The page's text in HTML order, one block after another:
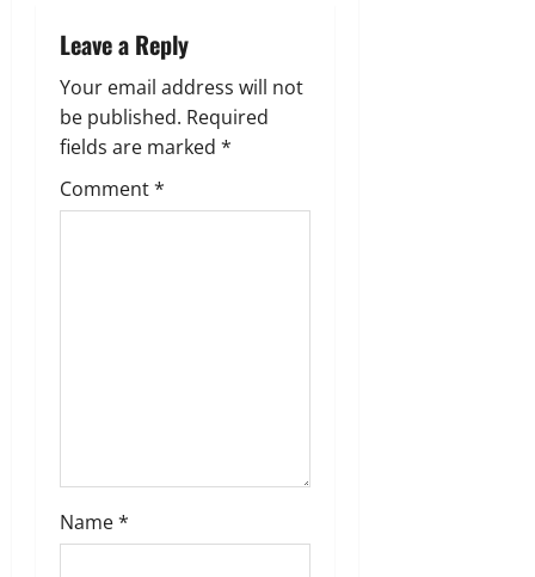
v
i
g
a
t
Leave a Reply
Your email address will not
be published. Required
fields are marked *
Comment*
Name*